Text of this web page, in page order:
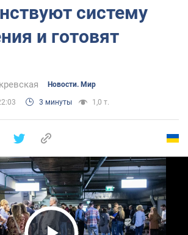
систему
и готовят
Новости. Мир
3 минуты 1,0 т.